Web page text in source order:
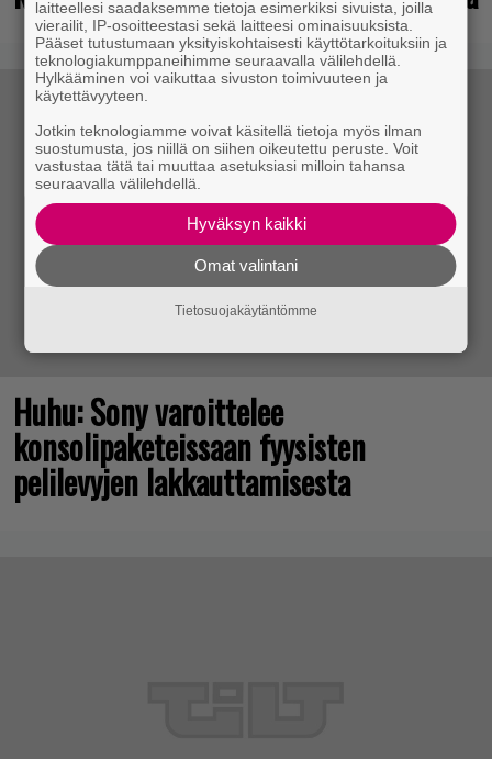
Huhu: Sony varoittelee
konsolipaketeissaan fyysisten
pelilevyjen lakkauttamisesta
laitteellesi saadaksemme tietoja esimerkiksi sivuista, joilla
vierailit, IP-osoitteestasi sekä laitteesi ominaisuuksista.
Pääset tutustumaan yksityiskohtaisesti käyttötarkoituksiin ja
teknologiakumppaneihimme seuraavalla välilehdellä.
Hylkääminen voi vaikuttaa sivuston toimivuuteen ja
käytettävyyteen.
Jotkin teknologiamme voivat käsitellä tietoja myös ilman
suostumusta, jos niillä on siihen oikeutettu peruste. Voit
vastustaa tätä tai muuttaa asetuksiasi milloin tahansa
seuraavalla välilehdellä.
Hyväksyn kaikki
Omat valintani
Tietosuojakäytäntömme